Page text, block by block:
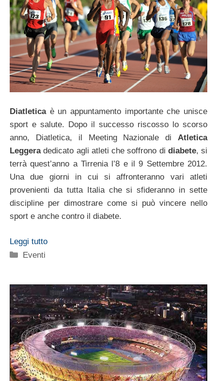
Diatleticaè un appuntamento importante che unisce
sport e salute. Dopo il successo riscosso lo scorso
anno, Diatletica, il Meeting Nazionale di Atletica
Leggeradedicato agli atleti che soffrono di diabete, si
terrà quest’anno a Tirrenia l’8 e il 9 Settembre 2012.
Una due giorni in cui si affronteranno vari atleti
provenienti da tutta Italia che si sfideranno in sette
discipline per dimostrare come si può vincere nello
sport e anche contro il diabete.
Leggi tutto
Categorie
Eventi